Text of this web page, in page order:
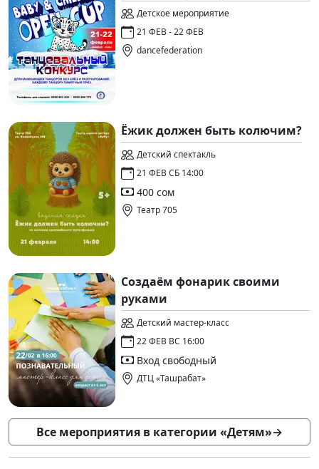
Детское мероприятие
21 ФЕВ - 22 ФЕВ
dancefederation
Ёжик должен быть колючим?
Детский спектакль
21 ФЕВ СБ 14:00
400 сом
Театр 705
Создаём фонарик своими
руками
Детский мастер-класс
22 ФЕВ ВС 16:00
Вход свободный
ДТЦ «Ташрабат»
Все мероприятия в категории «Детям»→